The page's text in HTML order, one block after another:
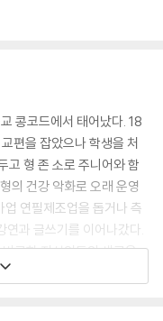
콩코드에서 태어났다. 18
편을 잡았으나 학생을 처
고 형 존 소로 주니어와 함
의 건강 악화로 오래 운영
연필제조업을 돕거나 측
과 글쓰기를 이어나갔다.
곤한 지식인들의 새로운
교류를 나누었고 노예제도